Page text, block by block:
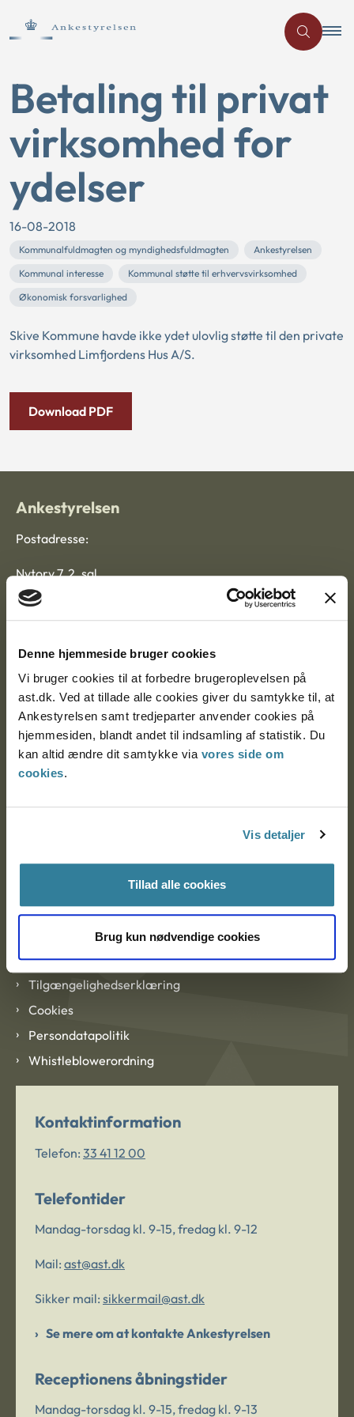
Denne hjemmeside bruger cookies
Vi bruger cookies til at forbedre brugeroplevelsen på
ast.dk. Ved at tillade alle cookies giver du samtykke til, at
Ankestyrelsen samt tredjeparter anvender cookies på
hjemmesiden, blandt andet til indsamling af statistik. Du
kan altid ændre dit samtykke via vores side om
cookies.
Vis detaljer
Tillad alle cookies
Brug kun nødvendige cookies
Betaling til privat
virksomhed for
ydelser
16-08-2018
Kommunalfuldmagten og myndighedsfuldmagten
Ankestyrelsen
Kommunal interesse
Kommunal støtte til erhvervsvirksomhed
Økonomisk forsvarlighed
Skive Kommune havde ikke ydet ulovlig støtte til den private
virksomhed Limfjordens Hus A/S.
Download PDF
Ankestyrelsen
Postadresse:
Nytorv 7, 2. sal
9000 Aalborg
Ankestyrelsen Aalborg
Ankestyrelsen København
EAN: 57 98 000 35 48 21
CVR: 1007 4002
Tilgængelighedserklæring
Cookies
Persondatapolitik
Whistleblowerordning
Kontaktinformation
Telefon: 33 41 12 00
Telefontider
Mandag-torsdag kl. 9-15, fredag kl. 9-12
Mail: ast@ast.dk
Sikker mail: sikkermail@ast.dk
Se mere om at kontakte Ankestyrelsen
Receptionens åbningstider
Mandag-torsdag kl. 9-15, fredag kl. 9-13